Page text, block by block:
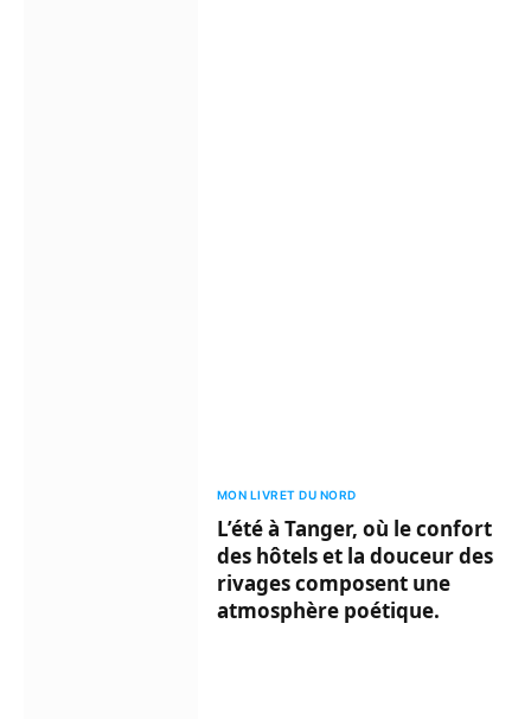
MON LIVRET DU NORD
L’été à Tanger, où le confort
des hôtels et la douceur des
rivages composent une
atmosphère poétique.